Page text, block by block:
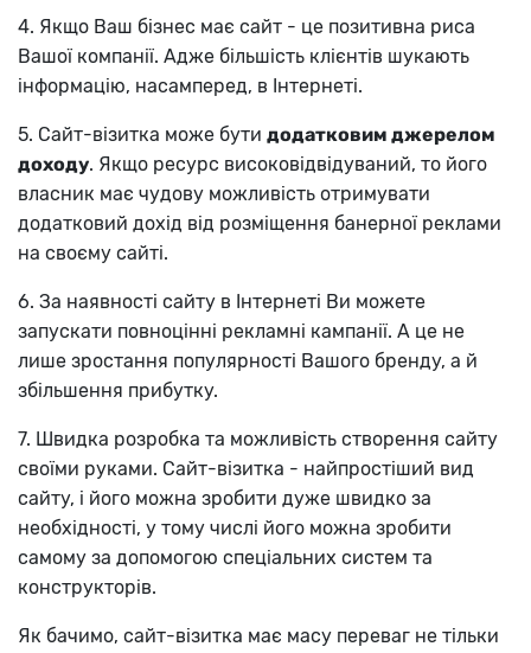
4. Якщо Ваш бізнес має сайт - це позитивна риса
Вашої компанії. Адже більшість клієнтів шукають
інформацію, насамперед, в Інтернеті.
5. Сайт-візитка може бути додатковим джерелом
доходу. Якщо ресурс високовідвідуваний, то його
власник має чудову можливість отримувати
додатковий дохід від розміщення банерної реклами
на своєму сайті.
6. За наявності сайту в Інтернеті Ви можете
запускати повноцінні рекламні кампанії. А це не
лише зростання популярності Вашого бренду, а й
збільшення прибутку.
7. Швидка розробка та можливість створення сайту
своїми руками. Сайт-візитка - найпростіший вид
сайту, і його можна зробити дуже швидко за
необхідності, у тому числі його можна зробити
самому за допомогою спеціальних систем та
конструкторів.
Як бачимо, сайт-візитка має масу переваг не тільки